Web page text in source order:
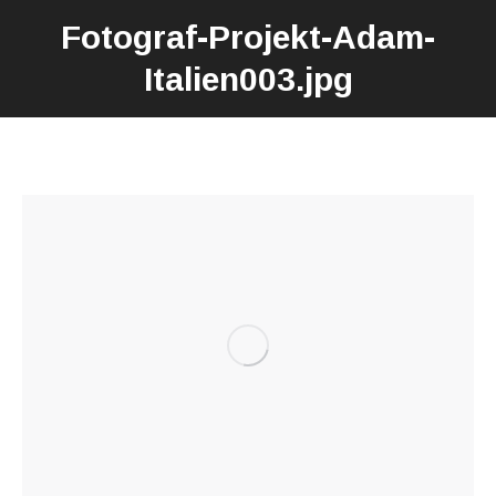
Fotograf-Projekt-Adam-
Italien003.jpg